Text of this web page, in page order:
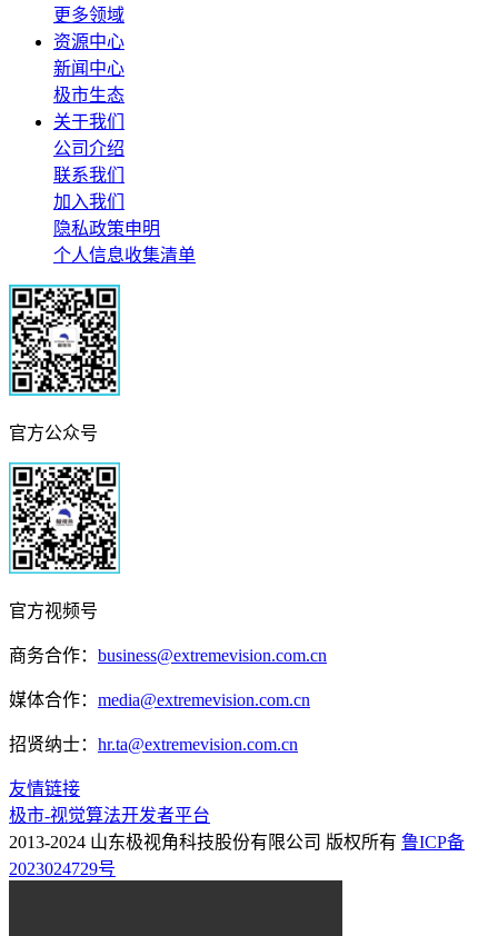
更多领域
资源中心
新闻中心
极市生态
关于我们
公司介绍
联系我们
加入我们
隐私政策申明
个人信息收集清单
官方公众号
官方视频号
商务合作： business@extremevision.com.cn
媒体合作： media@extremevision.com.cn
招贤纳士： hr.ta@extremevision.com.cn
友情链接
极市-视觉算法开发者平台
2013-2024 山东极视角科技股份有限公司 版权所有 鲁ICP备
2023024729号